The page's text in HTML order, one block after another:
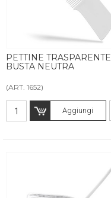
PETTINE TRASPARENTE
BUSTA NEUTRA
(ART. 1652)
Aggiungi